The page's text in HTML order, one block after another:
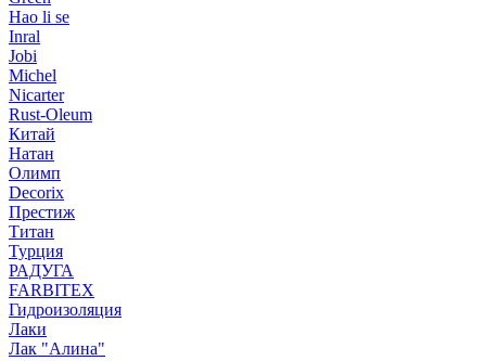
Hao li se
Inral
Jobi
Michel
Nicarter
Rust-Oleum
Китай
Натан
Олимп
Decorix
Престиж
Титан
Турция
РАДУГА
FARBITEX
Гидроизоляция
Лаки
Лак "Алина"